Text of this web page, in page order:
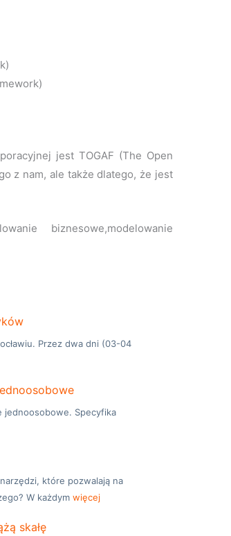
jest TOGAF (The Open
z nam, ale także dlatego, że jest
biznesowe,modelowanie
Przez dwa dni (03-04
jednoosobowe. Specyfika
które pozwalają na
W każdymwięcej
skałę